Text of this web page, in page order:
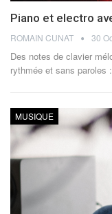
Piano et electro
ROMAIN CUNAT 30
Des notes de clavier
rythmée et sans paroles
MUSIQUE